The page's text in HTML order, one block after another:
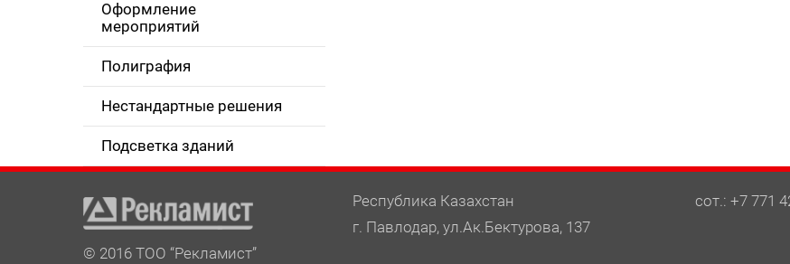
Оформление
мероприятий
Полиграфия
Нестандартные решения
Подсветка зданий
Республика Казахстан
г. Павлодар, ул.Ак.Бектурова, 137
сот.: +7 771
© 2016 ТОО “Рекламист”